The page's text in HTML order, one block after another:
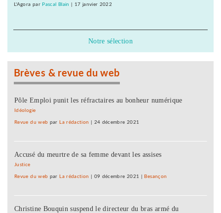
L'Agora par Pascal Blain 17 janvier 2022
Notre sélection
Brèves & revue du web
Pôle Emploi punit les réfractaires au bonheur numérique
Idéologie
Revue du web par La rédaction 24 décembre 2021
Accusé du meurtre de sa femme devant les assises
Justice
Revue du web par La rédaction 09 décembre 2021 Besançon
Christine Bouquin suspend le directeur du bras armé du